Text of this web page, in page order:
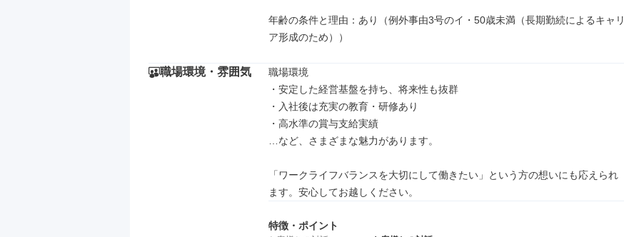
年齢の条件と理由：あり（例外事由3号のイ・50歳未満（長期勤続によるキャリ
ア形成のため））
職場環境・雰囲気
職場環境
・安定した経営基盤を持ち、将来性も抜群
・入社後は充実の教育・研修あり
・高水準の賞与支給実績
…など、さまざまな魅力があります。
「ワークライフバランスを大切にして働きたい」という方の想いにも応えられ
ます。安心してお越しください。
特徴・ポイント